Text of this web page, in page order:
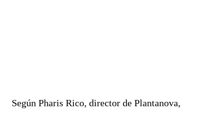
Según Pharis Rico, director de Plantanova,